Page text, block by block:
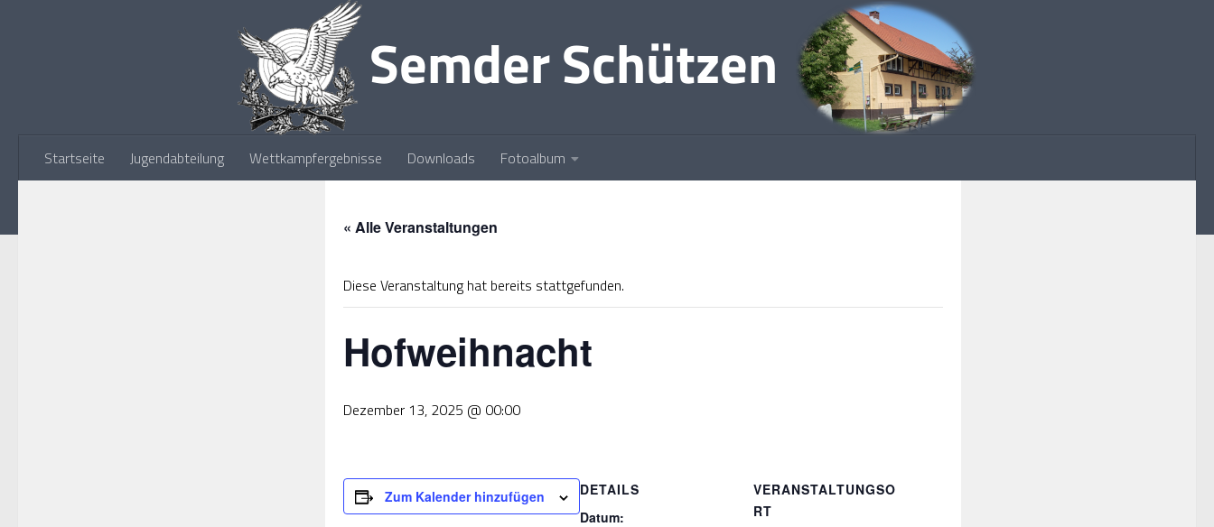
Startseite Jugendabteilung Wettkampfergebnisse Downloads Fotoalbum
« Alle Veranstaltungen
Diese Veranstaltung hat bereits stattgefunden.
Hofweihnacht
Dezember 13, 2025 @ 00:00
Zum Kalender hinzufügen
DETAILS
Datum:
VERANSTALTUNGSO
RT